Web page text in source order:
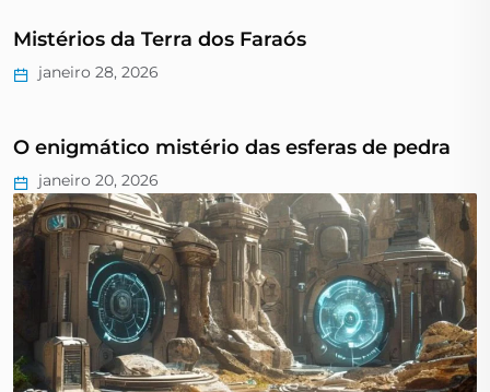
Mistérios da Terra dos Faraós
janeiro 28, 2026
O enigmático mistério das esferas de pedra
janeiro 20, 2026